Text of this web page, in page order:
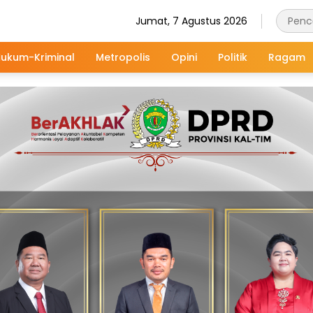
Jumat, 7 Agustus 2026
Kriminal Metropolis Opini Politik Ragam